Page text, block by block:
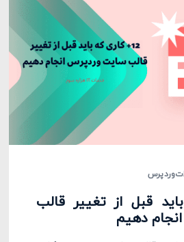
وردپرس
قبل از تغییر قالب
دهیم